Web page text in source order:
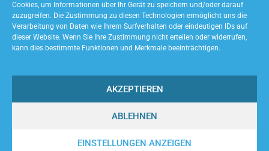
Cookies, um Informationen über Ihr Gerät zu speichern und/oder darauf
zuzugreifen. Die Zustimmung zu diesen Technologien ermöglicht uns die
Verarbeitung von Daten wie Ihrem Surfverhalten oder eindeutigen IDs auf
dieser Website. Wenn Sie Ihre Zustimmung nicht erteilen oder widerrufen,
kann dies bestimmte Funktionen und Merkmale beeinträchtigen.
AKZEPTIEREN
ABLEHNEN
EINSTELLUNGEN ANZEIGEN